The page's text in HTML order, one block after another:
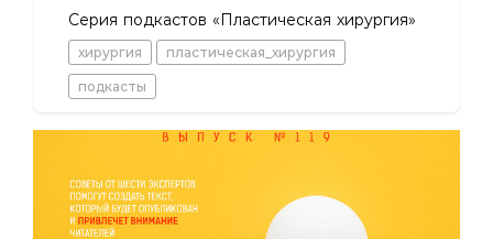
Серия подкастов «Пластическая хирургия»
хирургия пластическая_хирургия
подкасты